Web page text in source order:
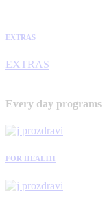
EXTRAS
EXTRAS
Every day programs
FOR HEALTH